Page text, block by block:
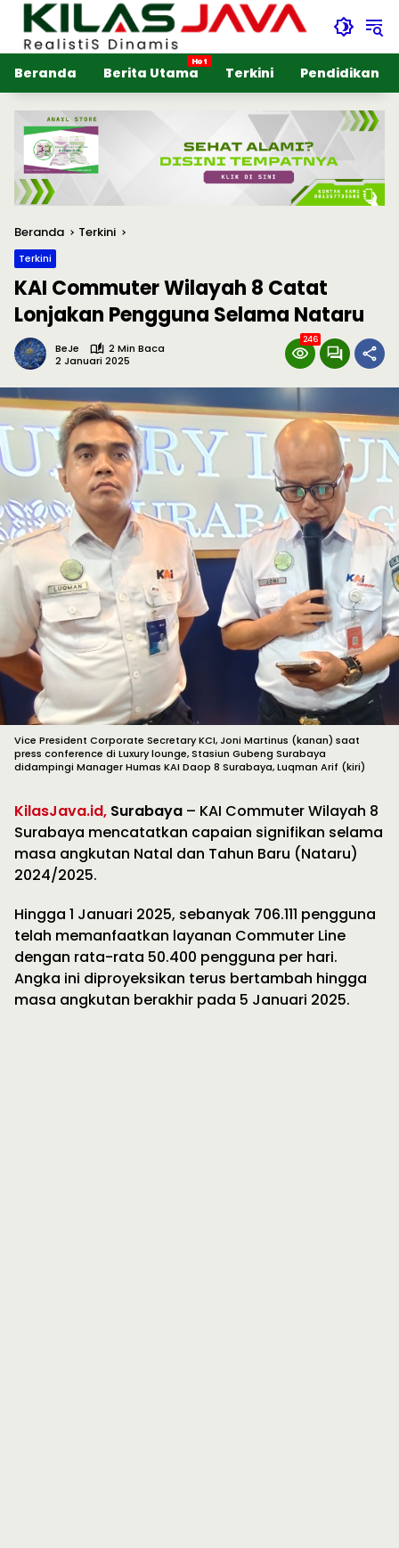
Langsung
konten
Beranda
Berita Utama Terkini Pendidikan
Beranda Terkini
Terkini
KAI Commuter Wilayah 8 Catat
Lonjakan Pengguna Selama Nataru
BeJe
2 Min Baca
2 Januari 2025
246
Vice President Corporate Secretary KCI, Joni Martinus (kanan) saat
press conference di Luxury lounge, Stasiun Gubeng Surabaya
didampingi Manager Humas KAI Daop 8 Surabaya, Luqman Arif (kiri)
KilasJava.id, Surabaya – KAI Commuter Wilayah 8
Surabaya mencatatkan capaian signifikan selama
masa angkutan Natal dan Tahun Baru (Nataru)
2024/2025.
Hingga 1 Januari 2025, sebanyak 706.111 pengguna
telah memanfaatkan layanan Commuter Line
dengan rata-rata 50.400 pengguna per hari.
Angka ini diproyeksikan terus bertambah hingga
masa angkutan berakhir pada 5 Januari 2025.